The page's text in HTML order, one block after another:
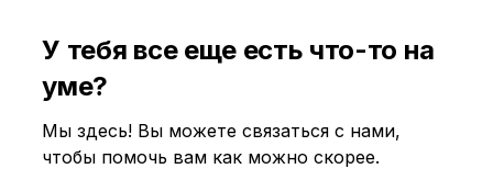
У тебя все еще есть что-то на
уме?
Мы здесь! Вы можете связаться с нами,
чтобы помочь вам как можно скорее.